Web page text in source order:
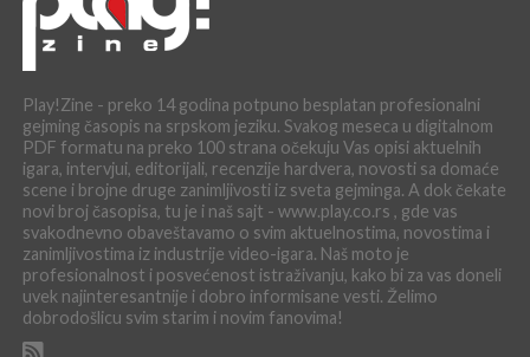
Play!Zine - preko 14 godina potpuno besplatan profesionalni
gejming časopis na srpskom jeziku. Svakog meseca u digitalnom
PDF formatu na preko 100 strana očekuju Vas opisi aktuelnih
igara, intervjui, editorijali, recenzije hardvera, novosti sa domaće
scene i brojne druge zanimljivosti iz sveta gejminga. A dok čekate
novi broj časopisa, tu je i naš sajt - www.play.co.rs , gde vas
svakodnevno obaveštavamo o svim aktuelnostima, novostima i
zanimljivostima iz industrije video-igara. Naš moto je
profesionalnost i posvećenost istraživanju, kako bi za vas doneli
uvek najinteresantnije i dobro informisane vesti. Želimo
dobrodošlicu svim starim i novim fanovima!